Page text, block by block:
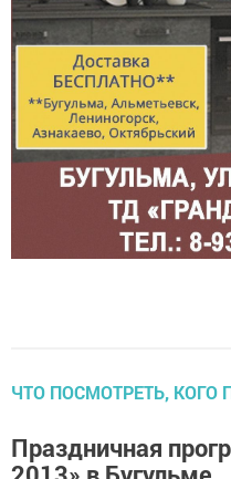
ЧТО ПОСМОТРЕТЬ, КОГО
Праздничная